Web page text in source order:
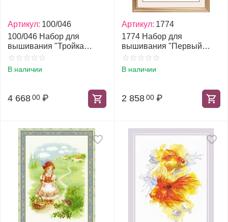
Артикул: 100/046
100/046 Набор для
вышивания "Тройка
мчится"
В наличии
4 668 00 ₽
Артикул: 1774
1774 Набор для
вышивания "Первый
вечер в собственном
доме по мотивам
В наличии
2 858 00 ₽